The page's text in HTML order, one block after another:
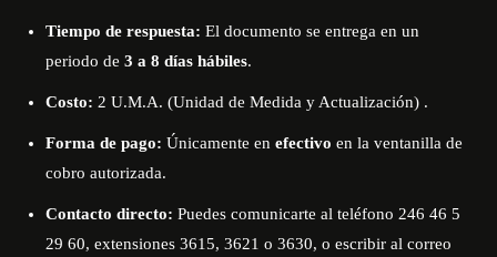
Tiempo de respuesta: El documento se entrega en un
periodo de 3 a 8 días hábiles.
Costo: 2 U.M.A. (Unidad de Medida y Actualización) .
Forma de pago: Únicamente en efectivo en la ventanilla de
cobro autorizada.
Contacto directo: Puedes comunicarte al teléfono 246 46 5
29 60, extensiones 3615, 3621 o 3630, o escribir al correo